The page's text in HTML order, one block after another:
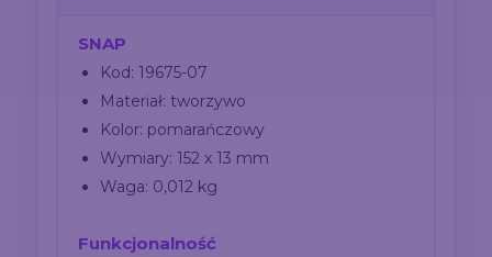
SNAP
Kod: 19675-07
Materiał: tworzywo
Kolor: pomarańczowy
Wymiary: 152 x 13 mm
Waga: 0,012 kg
Funkcjonalność